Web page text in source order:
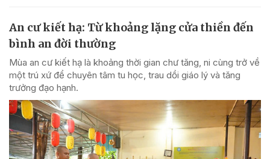
An cư kiết hạ: Từ khoảng lặng cửa thiền đến
bình an đời thường
Mùa an cư kiết hạ là khoảng thời gian chư tăng, ni cùng trở về
một trú xứ để chuyên tâm tu học, trau dồi giáo lý và tăng
trưởng đạo hạnh.